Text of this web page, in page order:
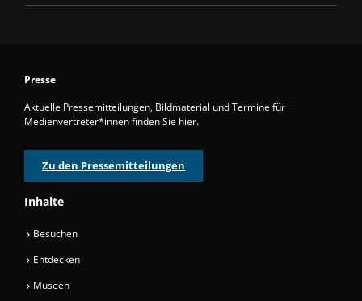
Presse
Aktuelle Pressemitteilungen, Bildmaterial und Termine für
Medienvertreter*innen finden Sie hier.
Zu den Pressemitteilungen
Inhalte
Besuchen
Entdecken
Museen